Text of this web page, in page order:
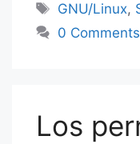
Etiquetas
GNU/Linux,
0 Comments
Los